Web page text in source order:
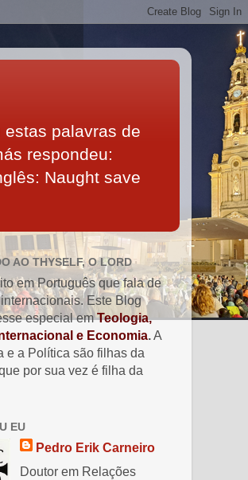
palavras de
respondeu:
Naught save
AO THYSELF, O LORD
em Português que fala de
Este Blog
especial emTeologia,
e Economia.A
e a Política são filhas da
por sua vez é filha da
EU
Pedro Erik Carneiro
Doutor em Relações